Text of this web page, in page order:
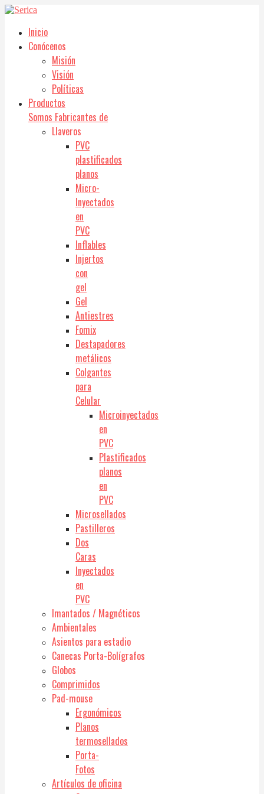
Inicio
Conócenos
Misión
Visión
Políticas
Productos
Somos Fabricantes de
Llaveros
PVC
plastificados
planos
Micro-
Inyectados
en
PVC
Inflables
Injertos
con
gel
Gel
Antiestres
Fomix
Destapadores
metálicos
Colgantes
para
Celular
Microinyectados
en
PVC
Plastificados
planos
en
PVC
Microsellados
Pastilleros
Dos
Caras
Inyectados
en
PVC
Imantados / Magnéticos
Ambientales
Asientos para estadio
Canecas Porta-Bolígrafos
Globos
Comprimidos
Pad-mouse
Ergonómicos
Planos
termosellados
Porta-
Fotos
Artículos de oficina